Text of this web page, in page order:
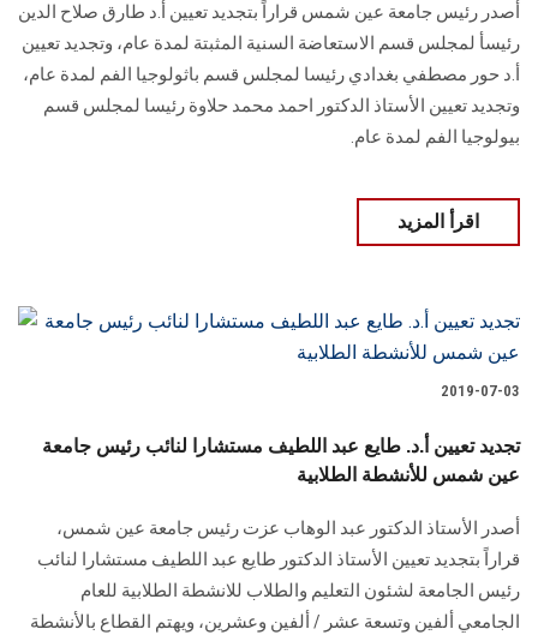
أصدر رئيس جامعة عين شمس قراراً بتجديد تعيين أ.د طارق صلاح الدين
رئيسأ لمجلس قسم الاستعاضة السنية المثبتة لمدة عام، وتجديد تعيين
أ.د حور مصطفي بغدادي رئيسا لمجلس قسم باثولوجيا الفم لمدة عام،
وتجديد تعيين الأستاذ الدكتور احمد محمد حلاوة رئيسا لمجلس قسم
بيولوجيا الفم لمدة عام.
اقرأ المزيد
2019-07-03
تجديد تعيين أ.د. طايع عبد اللطيف مستشارا لنائب رئيس جامعة
عين شمس للأنشطة الطلابية
أصدر الأستاذ الدكتور عبد الوهاب عزت رئيس جامعة عين شمس،
قراراً بتجديد تعيين الأستاذ الدكتور طايع عبد اللطيف مستشارا لنائب
رئيس الجامعة لشئون التعليم والطلاب للانشطة الطلابية للعام
الجامعي ألفين وتسعة عشر / ألفين وعشرين، ويهتم القطاع بالأنشطة